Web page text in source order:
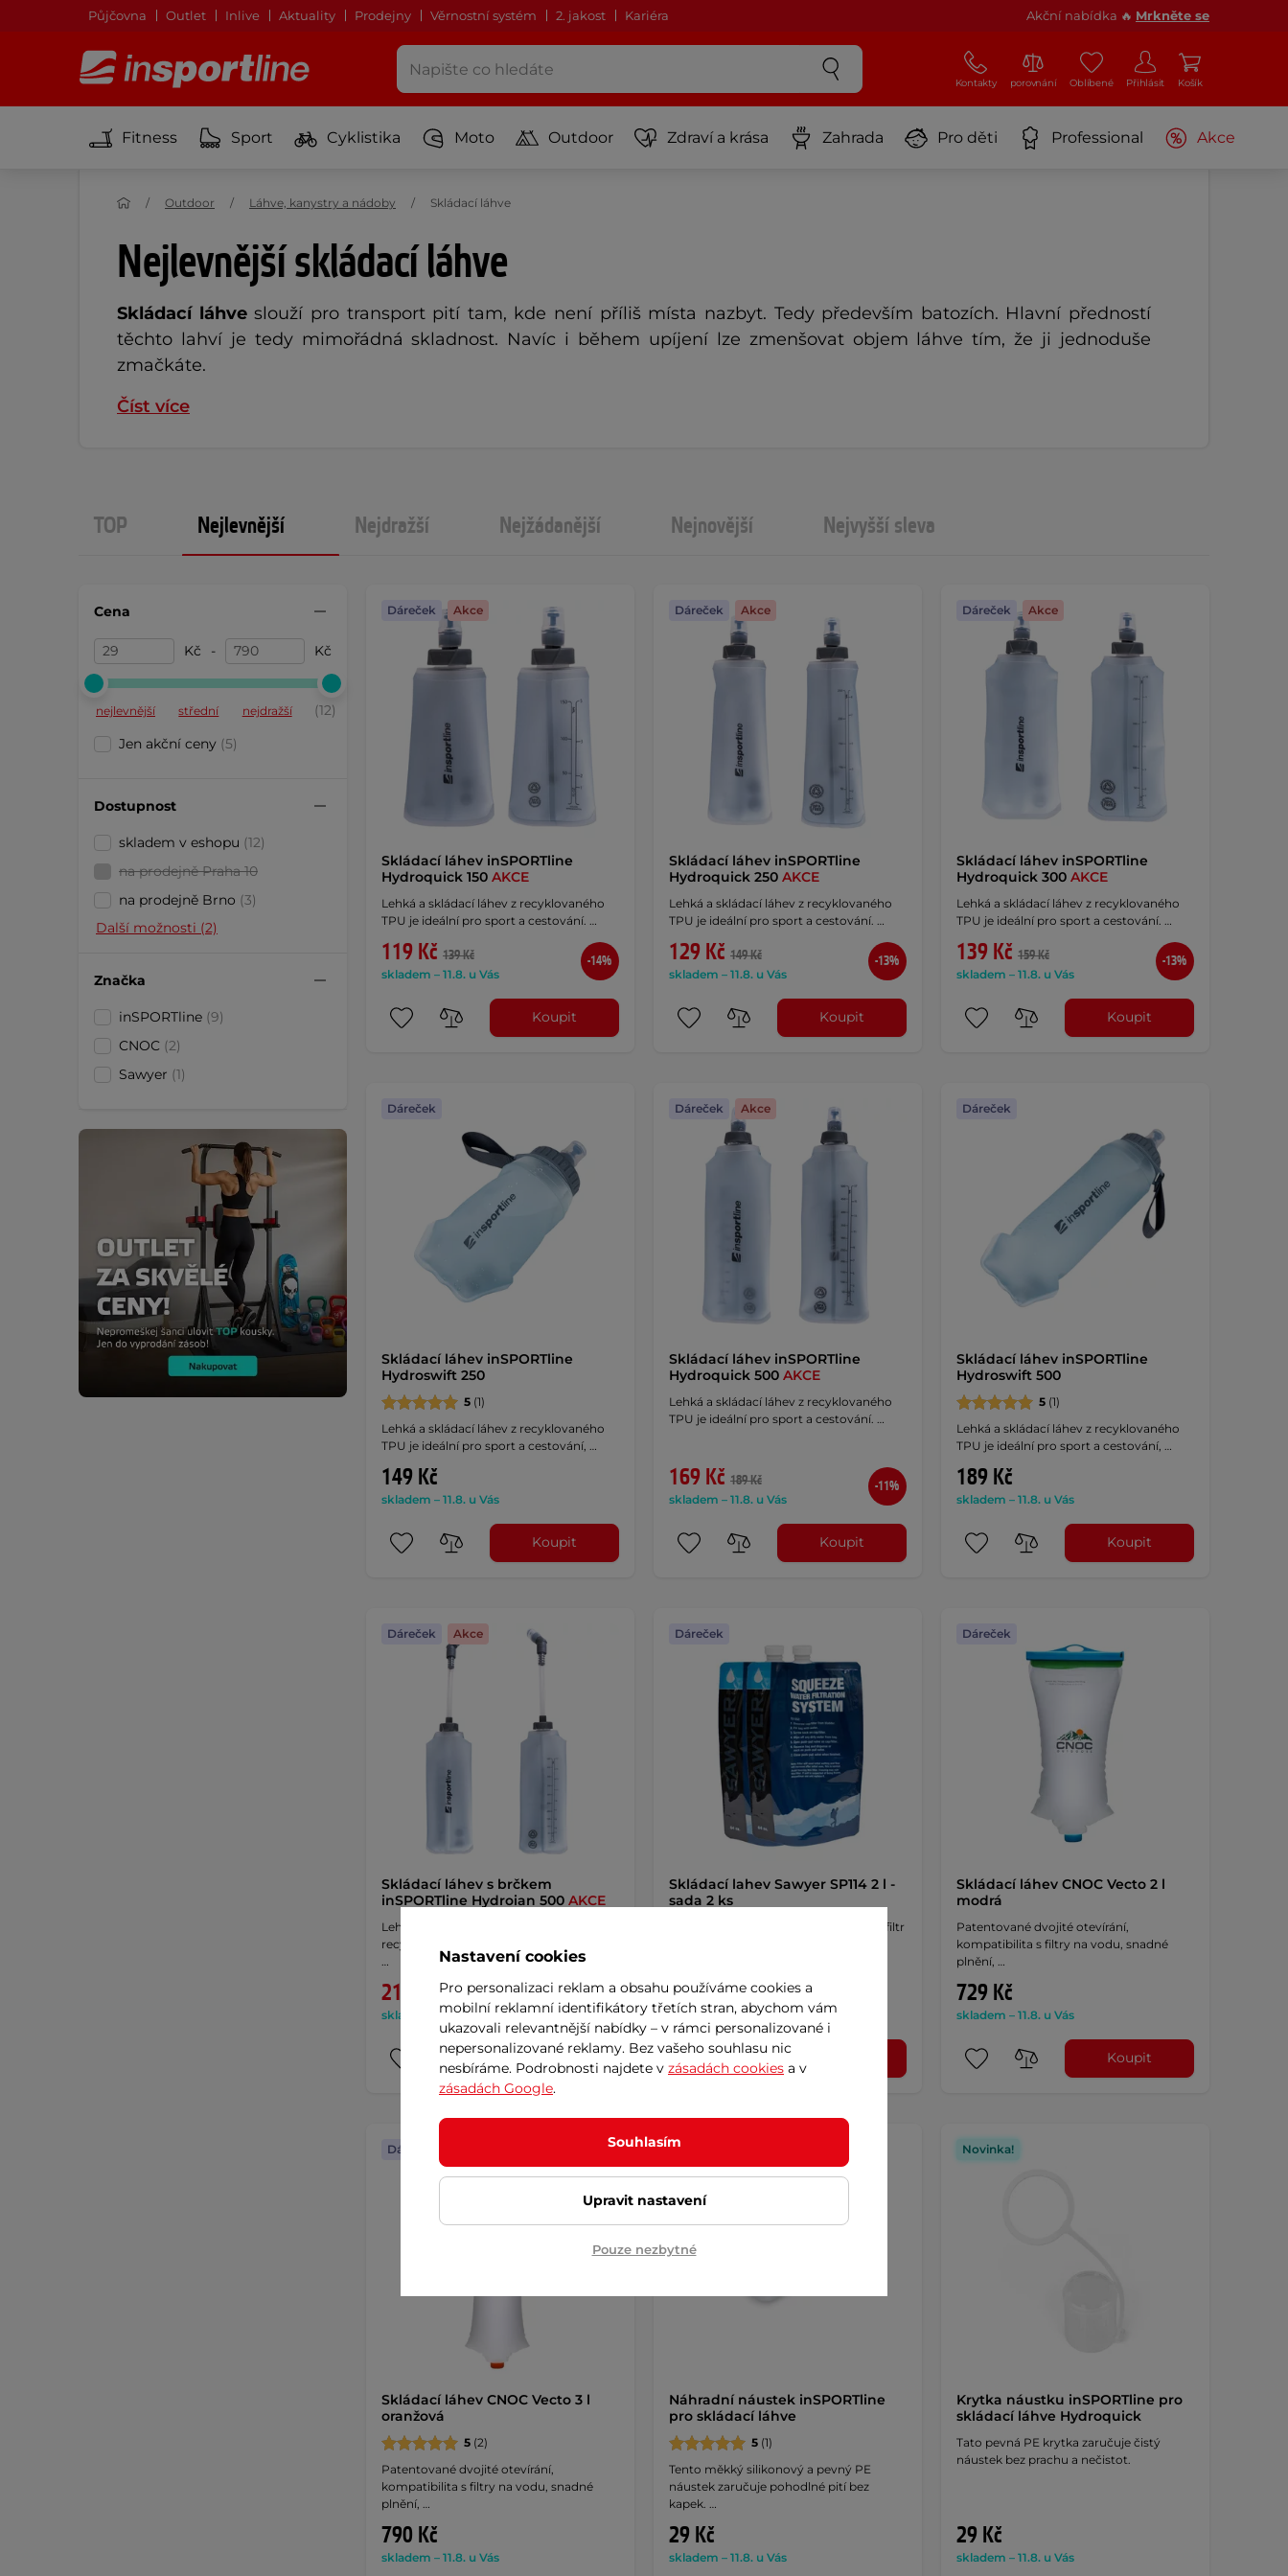
Půjčovna Outlet Inlive Aktuality Prodejny Věrnostní systém 2. jakost Kariéra Akční nabídka 🔥 Mrkněte se
Kontakty porovnání Oblíbené Přihlásit Košík
Fitness Sport Cyklistika Moto Outdoor Zdraví a krása Zahrada Pro děti Professional Akce
Nejlevnější skládací láhve
Skládací láhveslouží pro transport pití tam, kde není příliš místa nazbyt. Tedy především batozích. Hlavní předností
těchto lahví je tedy mimořádná skladnost. Navíc i během upíjení lze zmenšovat objem láhve tím, že ji jednoduše
zmačkáte.
Číst více
Outdoor Láhve, kanystry a nádoby Skládací láhve
TOP Nejlevnější Nejdražší Nejžádanější Nejnovější Nejvyšší sleva
Cena
Kč - Kč
nejlevnější střední nejdražší
(12)
Jen akční ceny (5)
Dostupnost
skladem v eshopu (12)
na prodejně Praha 10
na prodejně Brno (3)
Další možnosti (2)
Značka
inSPORTline (9)
CNOC (2)
Sawyer (1)
Dáreček Akce
Skládací láhev inSPORTline
Hydroquick 150 AKCE
Lehká a skládací láhev z recyklovaného
TPU je ideální pro sport a cestování. …
119 Kč 139 Kč
skladem – 11.8. u Vás
-14%
Koupit
Dáreček Akce
Skládací láhev inSPORTline
Hydroquick 250 AKCE
Lehká a skládací láhev z recyklovaného
TPU je ideální pro sport a cestování. …
129 Kč 149 Kč
skladem – 11.8. u Vás
-13%
Koupit
Dáreček Akce
Skládací láhev inSPORTline
Hydroquick 300 AKCE
Lehká a skládací láhev z recyklovaného
TPU je ideální pro sport a cestování. …
139 Kč 159 Kč
skladem – 11.8. u Vás
-13%
Koupit
Dáreček
Skládací láhev inSPORTline
Hydroswift 250
5 (1)
Lehká a skládací láhev z recyklovaného
TPU je ideální pro sport a cestování, …
149 Kč
skladem – 11.8. u Vás
Koupit
Dáreček Akce
Skládací láhev inSPORTline
Hydroquick 500 AKCE
Lehká a skládací láhev z recyklovaného
TPU je ideální pro sport a cestování. …
169 Kč 189 Kč
skladem – 11.8. u Vás
-11%
Koupit
Dáreček
Skládací láhev inSPORTline
Hydroswift 500
5(1)
Lehká a skládací láhev z recyklovaného
TPU je ideální pro sport a cestování, …
189 Kč
skladem – 11.8. u Vás
Koupit
Dáreček Akce
Skládací láhev s brčkem
inSPORTline Hydroian 500 AKCE
Lehká a skládací láhev s brčkem z
recyklovaného TPU je ideální pro sport a
219 Kč 249 Kč
skladem – 11.8. u Vás
-12%
Koupit
Dáreček
Skládací lahev Sawyer SP114 2 l -
sada 2 ks
Potřebujete další sáčky pro Váš vodní filtr
420 Kč
skladem – 11.8. u Vás
Dáreček
Skládací láhev CNOC Vecto 2 l
modrá
Patentované dvojité otevírání,
kompatibilita s filtry na vodu, snadné
plnění, …
729 Kč
skladem – 11.8. u Vás
Koupit
Dáreček
Skládací láhev CNOC Vecto 3 l
oranžová
5 (2)
Patentované dvojité otevírání,
kompatibilita s filtry na vodu, snadné
plnění, …
790 Kč
skladem – 11.8. u Vás
Náhradní náustek inSPORTline
pro skládací láhve
5(1)
Tento měkký silikonový a pevný PE
náustek zaručuje pohodlné pití bez
kapek. …
29 Kč
skladem – 11.8. u Vás
Novinka!
Krytka náustku inSPORTline pro
skládací láhve Hydroquick
Tato pevná PE krytka zaručuje čistý
náustek bez prachu a nečistot.
29 Kč
skladem – 11.8. u Vás
Nastavení cookies
Pro personalizaci reklam a obsahu používáme cookies a
mobilní reklamní identifikátory třetích stran, abychom vám
ukazovali relevantnější nabídky – v rámci personalizované i
nepersonalizované reklamy. Bez vašeho souhlasu nic
nesbíráme. Podrobnosti najdete v zásadách cookies a v
zásadách Google.
Souhlasím
Upravit nastavení
Pouze nezbytné